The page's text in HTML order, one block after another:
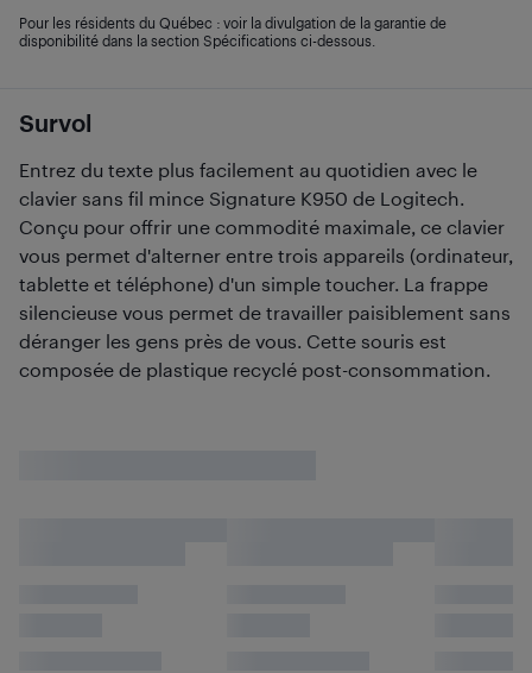
Survol
Entrez du texte plus facilement au quotidien avec le
clavier sans fil mince Signature K950 de Logitech.
Conçu pour offrir une commodité maximale, ce clavier
vous permet d'alterner entre trois appareils (ordinateur,
tablette et téléphone) d'un simple toucher. La frappe
silencieuse vous permet de travailler paisiblement sans
déranger les gens près de vous. Cette souris est
composée de plastique recyclé post-consommation.
Pour les résidents du Québec : voir la divulgation de la garantie de
disponibilité dans la section Spécifications ci-dessous.